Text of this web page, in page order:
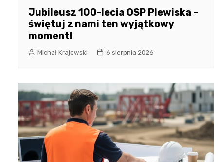
Jubileusz 100-lecia OSP Plewiska –
świętuj z nami ten wyjątkowy
moment!
Michał Krajewski 6 sierpnia 2026